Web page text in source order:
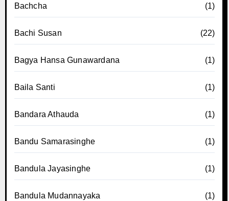
Bachcha (1)
Bachi Susan (22)
Bagya Hansa Gunawardana (1)
Baila Santi (1)
Bandara Athauda (1)
Bandu Samarasinghe (1)
Bandula Jayasinghe (1)
Bandula Mudannayaka (1)